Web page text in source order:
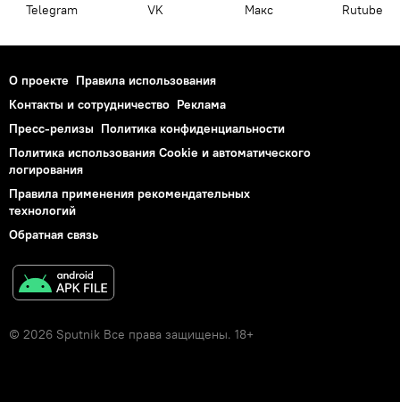
Telegram VK Макс Rutube
О проекте Правила использования
Контакты и сотрудничество Реклама
Пресс-релизы Политика конфиденциальности
Политика использования Cookie и автоматического
логирования
Правила применения рекомендательных
технологий
Обратная связь
© 2026 Sputnik Все права защищены. 18+